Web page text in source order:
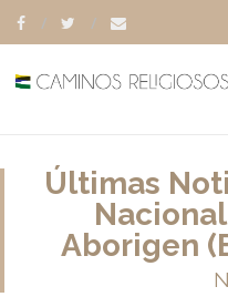
Últimas
Aborigen